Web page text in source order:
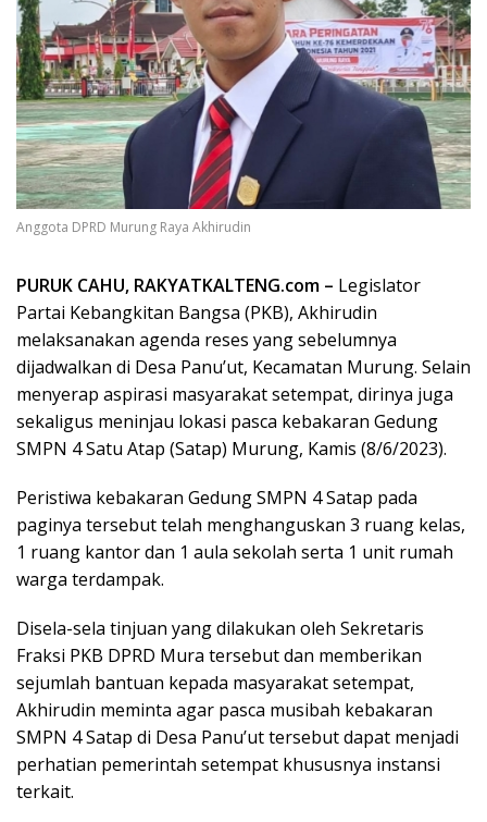
Anggota DPRD Murung Raya Akhirudin
PURUK CAHU, RAKYATKALTENG.com – Legislator
Partai Kebangkitan Bangsa (PKB), Akhirudin
melaksanakan agenda reses yang sebelumnya
dijadwalkan di Desa Panu’ut, Kecamatan Murung. Selain
menyerap aspirasi masyarakat setempat, dirinya juga
sekaligus meninjau lokasi pasca kebakaran Gedung
SMPN 4 Satu Atap (Satap) Murung, Kamis (8/6/2023).
Peristiwa kebakaran Gedung SMPN 4 Satap pada
paginya tersebut telah menghanguskan 3 ruang kelas,
1 ruang kantor dan 1 aula sekolah serta 1 unit rumah
warga terdampak.
Disela-sela tinjuan yang dilakukan oleh Sekretaris
Fraksi PKB DPRD Mura tersebut dan memberikan
sejumlah bantuan kepada masyarakat setempat,
Akhirudin meminta agar pasca musibah kebakaran
SMPN 4 Satap di Desa Panu’ut tersebut dapat menjadi
perhatian pemerintah setempat khususnya instansi
terkait.